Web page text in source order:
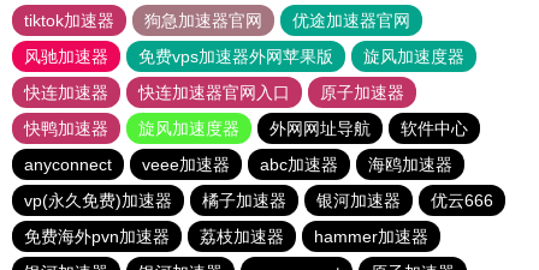
tiktok加速器
狗急加速器官网
优途加速器官网
风驰加速器
免费vps加速器外网苹果版
旋风加速度器
快连加速器
快连加速器官网入口
原子加速器
快鸭加速器
旋风加速度器 外网网址导航
软件中心
anyconnect
veee加速器 abc加速器
海鸥加速器
vp(永久免费)加速器
橘子加速器 银河加速器
优云666
免费海外pvn加速器
荔枝加速器
hammer加速器